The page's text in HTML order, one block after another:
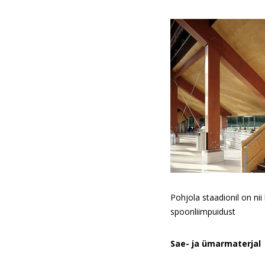
Pohjola staadionil on nii
spoonliimpuidust
Sae- ja ümarmaterjal